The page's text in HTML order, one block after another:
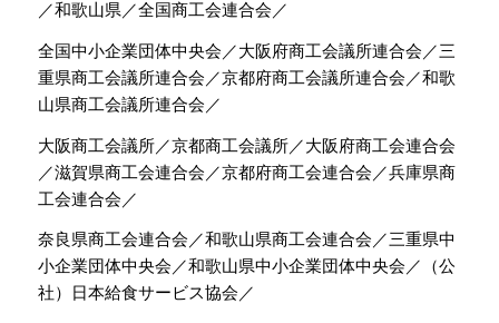
／和歌山県／全国商工会連合会／
全国中小企業団体中央会／大阪府商工会議所連合会／三
重県商工会議所連合会／京都府商工会議所連合会／和歌
山県商工会議所連合会／
大阪商工会議所／京都商工会議所／大阪府商工会連合会
／滋賀県商工会連合会／京都府商工会連合会／兵庫県商
工会連合会／
奈良県商工会連合会／和歌山県商工会連合会／三重県中
小企業団体中央会／和歌山県中小企業団体中央会／（公
社）日本給食サービス協会／